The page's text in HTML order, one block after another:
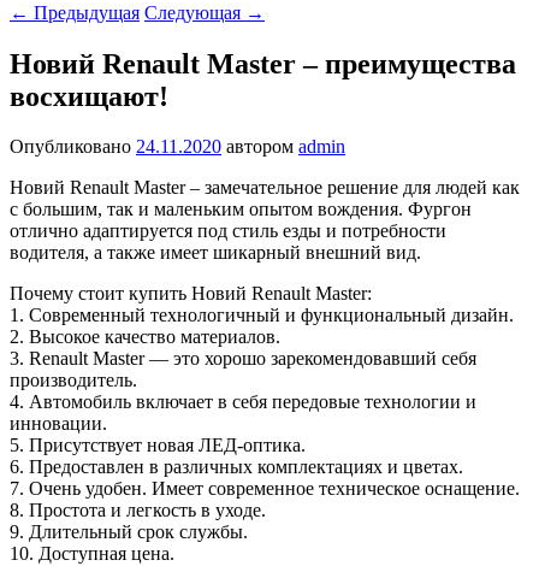
← Предыдущая Следующая →
Новий Renault Master – преимущества
восхищают!
Опубликовано 24.11.2020 автором admin
Новий Renault Master – замечательное решение для людей как
с большим, так и маленьким опытом вождения. Фургон
отлично адаптируется под стиль езды и потребности
водителя, а также имеет шикарный внешний вид.
Почему стоит купить Новий Renault Master:
1. Современный технологичный и функциональный дизайн.
2. Высокое качество материалов.
3. Renault Master — это хорошо зарекомендовавший себя
производитель.
4. Автомобиль включает в себя передовые технологии и
инновации.
5. Присутствует новая ЛЕД-оптика.
6. Предоставлен в различных комплектациях и цветах.
7. Очень удобен. Имеет современное техническое оснащение.
8. Простота и легкость в уходе.
9. Длительный срок службы.
10. Доступная цена.